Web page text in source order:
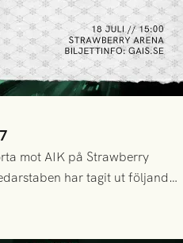
mot AIK på Strawberry
har tagit ut följande